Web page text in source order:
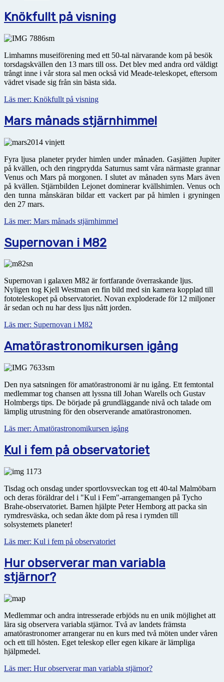
Knökfullt på visning
Limhamns museiförening med ett 50-tal närvarande kom på besök
torsdagskvällen den 13 mars till oss. Det blev med andra ord väldigt
trångt inne i vår stora sal men också vid Meade-teleskopet, eftersom
vädret visade sig från sin bästa sida.
Läs mer: Knökfullt på visning
Mars månads stjärnhimmel
Fyra ljusa planeter pryder himlen under månaden. Gasjätten Jupiter
på kvällen, och den ringprydda Saturnus samt våra närmaste grannar
Venus och Mars på morgonen. I slutet av månaden syns Mars även
på kvällen. Stjärnbilden Lejonet dominerar kvällshimlen. Venus och
den tunna månskäran bildar ett vackert par på himlen i gryningen
den 27 mars.
Läs mer: Mars månads stjärnhimmel
Supernovan i M82
Supernovan i galaxen M82 är fortfarande överraskande ljus.
Nyligen tog Kjell Westman en fin bild med sin kamera kopplad till
fototeleskopet på observatoriet. Novan exploderade för 12 miljoner
år sedan och nu har dess ljus nått jorden.
Läs mer: Supernovan i M82
Amatörastronomikursen igång
Den nya satsningen för amatörastronomi är nu igång. Ett femtontal
medlemmar tog chansen att lyssna till Johan Warells och Gustav
Holmbergs tips. De började på grundläggande nivå och talade om
lämplig utrustning för den observerande amatörastronomen.
Läs mer: Amatörastronomikursen igång
Kul i fem på observatoriet
Tisdag och onsdag under sportlovsveckan tog ett 40-tal Malmöbarn
och deras föräldrar del i "Kul i Fem"-arrangemangen på Tycho
Brahe-observatoriet. Barnen hjälpte Peter Hemborg att packa sin
rymdresväska, och sedan åkte dom på resa i rymden till
solsystemets planeter!
Läs mer: Kul i fem på observatoriet
Hur observerar man variabla
stjärnor?
Medlemmar och andra intresserade erbjöds nu en unik möjlighet att
lära sig observera variabla stjärnor. Två av landets främsta
amatörastronomer arrangerar nu en kurs med två möten under våren
och ett till hösten. Eget teleskop eller egen kikare är lämpliga
hjälpmedel.
Läs mer: Hur observerar man variabla stjärnor?